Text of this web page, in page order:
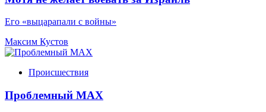
Его «выцарапали с войны»
Максим Кустов
Происшествия
Проблемный МАХ